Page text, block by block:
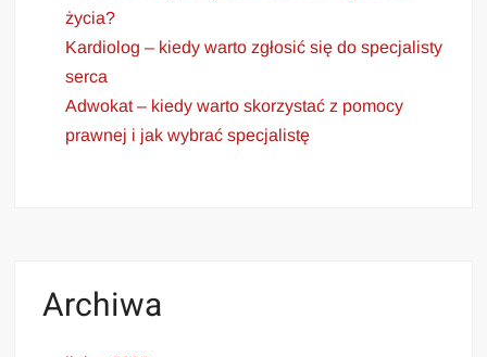
życia?
Kardiolog – kiedy warto zgłosić się do specjalisty
serca
Adwokat – kiedy warto skorzystać z pomocy
prawnej i jak wybrać specjalistę
Archiwa